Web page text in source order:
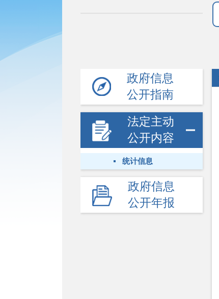
政府信息
公开指南
法定主动
公开内容
统计信息
政府信息
公开年报